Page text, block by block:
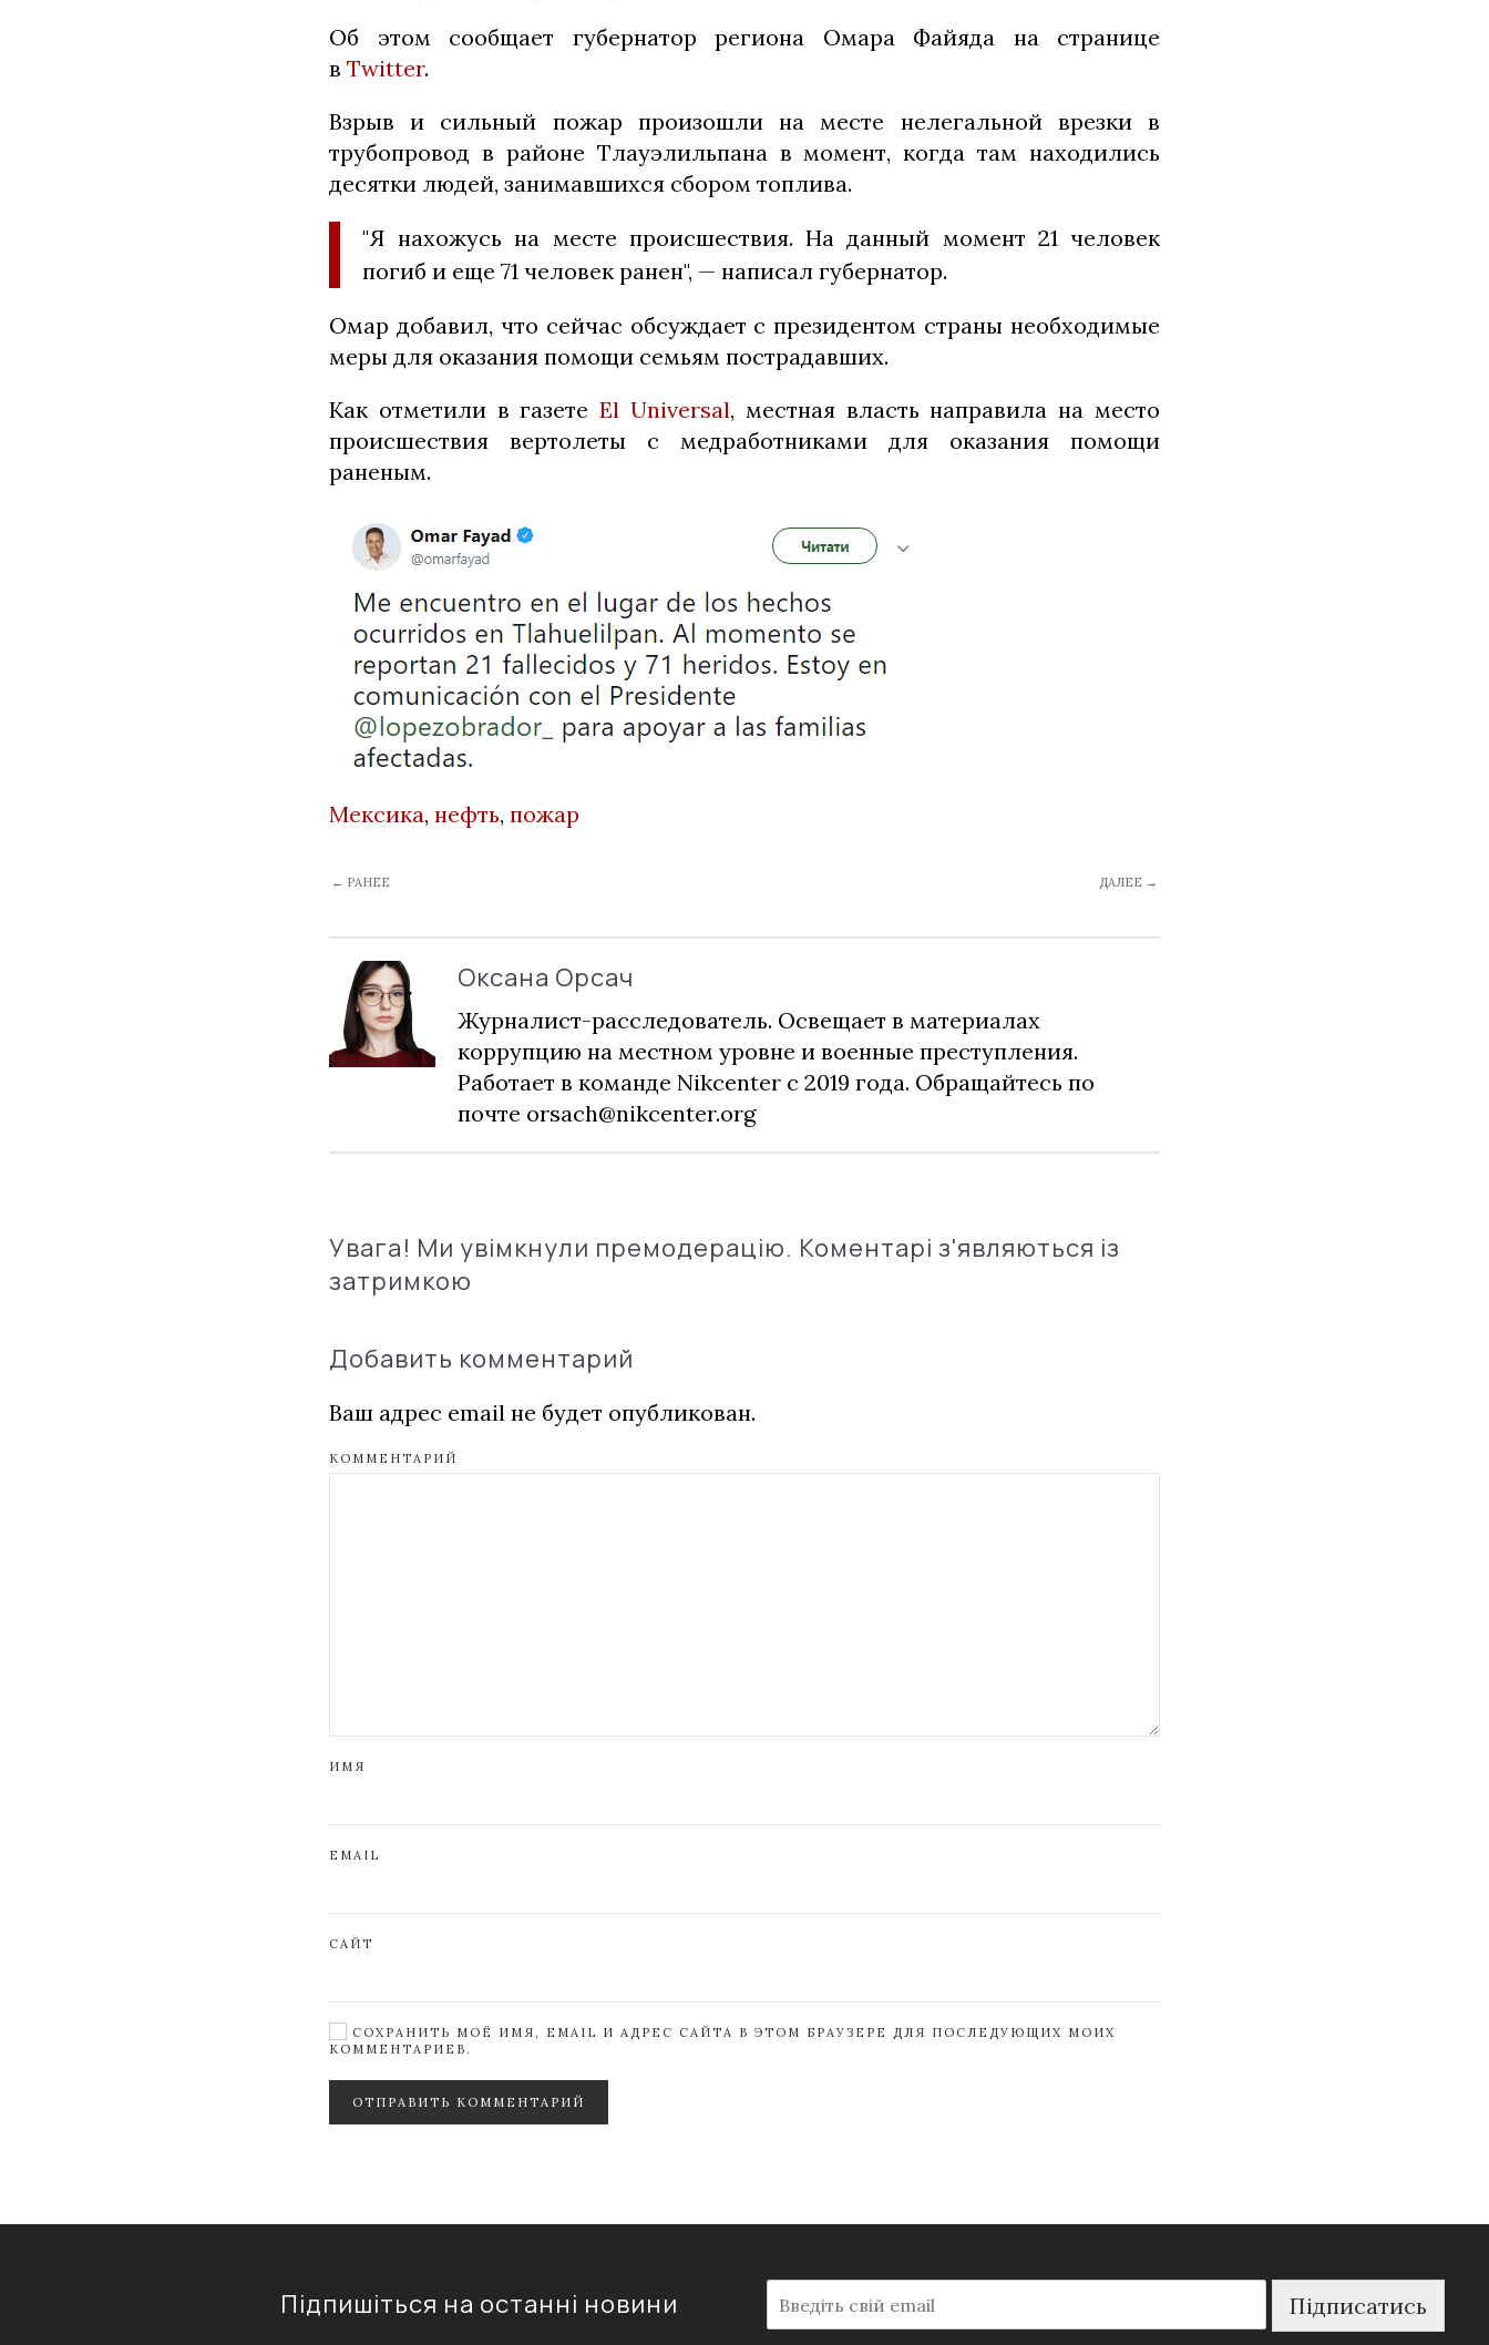
Об этом сообщает губернатор региона Омара Файяда на странице
в Twitter.
Взрыв и сильный пожар произошли на месте нелегальной врезки в
трубопровод в районе Тлауэлильпана в момент, когда там находились
десятки людей, занимавшихся сбором топлива.
"Я нахожусь на месте происшествия. На данный момент 21 человек
погиб и еще 71 человек ранен", — написал губернатор.
Омар добавил, что сейчас обсуждает с президентом страны необходимые
меры для оказания помощи семьям пострадавших.
Как отметили в газетеEl Universal, местная власть направила на место
происшествия вертолеты с медработниками для оказания помощи
раненым.
Мексика, нефть, пожар
← РАНЕЕ ДАЛЕЕ →
Оксана Орсач
Журналист-расследователь. Освещает в материалах
коррупцию на местном уровне и военные преступления.
Работает в команде Nikcenter с 2019 года. Обращайтесь по
почте orsach@nikcenter.org
Увага! Ми увімкнули премодерацію. Коментарі з'являються із
затримкою
Добавить комментарий
Ваш адрес email не будет опубликован.
КОММЕНТАРИЙ
ИМЯ
EMAIL
САЙТ
СОХРАНИТЬ МОЁ ИМЯ, EMAIL И АДРЕС САЙТА В ЭТОМ БРАУЗЕРЕ ДЛЯ ПОСЛЕДУЮЩИХ МОИХ
КОММЕНТАРИЕВ.
ОТПРАВИТЬ КОММЕНТАРИЙ
Підпишіться на останні новини
m
a
Підписатись